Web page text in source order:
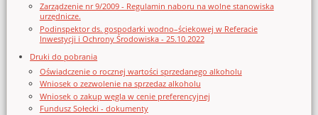
Zarządzenie nr 9/2009 - Regulamin naboru na wolne stanowiska
urzędnicze.
Podinspektor ds. gospodarki wodno–ściekowej w Referacie
Inwestycji i Ochrony Środowiska - 25.10.2022
Druki do pobrania
Oświadczenie o rocznej wartości sprzedanego alkoholu
Wniosek o zezwolenie na sprzedaz alkoholu
Wniosek o zakup węgla w cenie preferencyjnej
Fundusz Sołecki - dokumenty